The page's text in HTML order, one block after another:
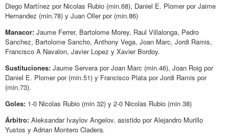
Diego Martínez por Nicolas Rubio (min.68), Daniel E. Plomer por Jaime
Hernandez (min.78) y Juan Oller por (min.86)
Manacor: Jaume Ferrer, Bartolome Morey, Raul Villalonga, Pedro
Sanchez, Bartolome Sancho, Anthony Vega, Joan Marc, Jordi Ramis,
Francisco A Navalon, Javier Lopez y Xavier Bordoy.
Sustituciones: Jaume Servera por Joan Marc (min.46), Joan Roig por
Daniel E. Plomer por (min.51) y Francisco Plata por Jordi Ramis por
(min.73).
Goles: 1-0 Nicolas Rubio (min 32) y 2-0 Nicolas Rubio (min 38)
Árbitro: Aleksandar Ivaylov Angelov. asistido por Alejandro Murillo
Yustos y Adrian Montero Cladera.